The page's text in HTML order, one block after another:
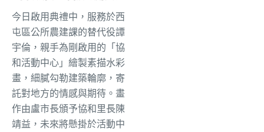
今日啟用典禮中，服務於西
屯區公所農建課的替代役譚
宇倫，親手為剛啟用的「協
和活動中心」繪製素描水彩
畫，細膩勾勒建築輪廓，寄
託對地方的情感與期待。畫
作由盧市長頒予協和里長陳
靖益，未來將懸掛於活動中